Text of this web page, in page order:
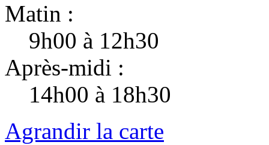
Matin :
9h00 à 12h30
Après-midi :
14h00 à 18h30
Agrandir la carte